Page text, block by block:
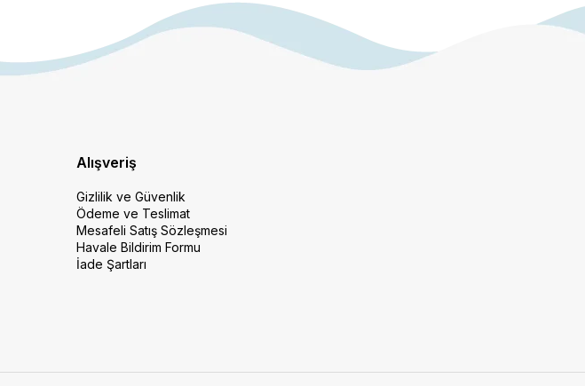
Alışveriş
Gizlilik ve Güvenlik
Ödeme ve Teslimat
Mesafeli Satış Sözleşmesi
Havale Bildirim Formu
İade Şartları